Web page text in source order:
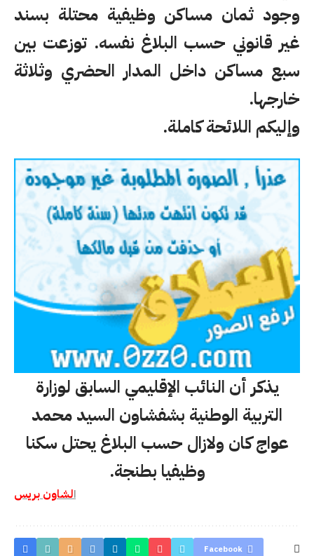
وجود ثمان مساكن وظيفية محتلة بسند
غير قانوني حسب البلاغ نفسه. توزعت بين
سبع مساكن داخل المدار الحضري وثلاثة
خارجها.
وإليكم اللائحة كاملة.
يذكر أن النائب الإقليمي السابق لوزارة
التربية الوطنية بشفشاون السيد محمد
عواج كان ولازال حسب البلاغ يحتل سكنا
وظيفيا بطنجة.
الشاون بريس
Facebook